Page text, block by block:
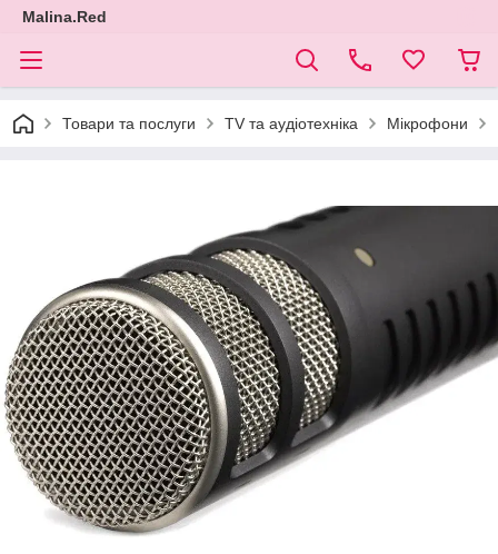
Malina.Red
Товари та послуги TV та аудіотехніка Мікрофони